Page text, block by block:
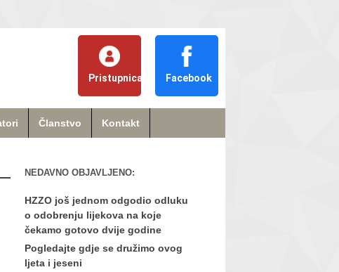
Pristupnica Facebook
Članstvo Kontakt
NEDAVNO OBJAVLJENO:
HZZO još jednom odgodio odluku
o odobrenju lijekova na koje
čekamo gotovo dvije godine
Pogledajte gdje se družimo ovog
ljeta i jeseni